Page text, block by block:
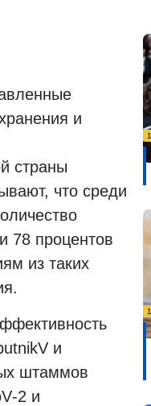
и
страны
что среди
78 процентов
из таких
и
штаммов
-2 и